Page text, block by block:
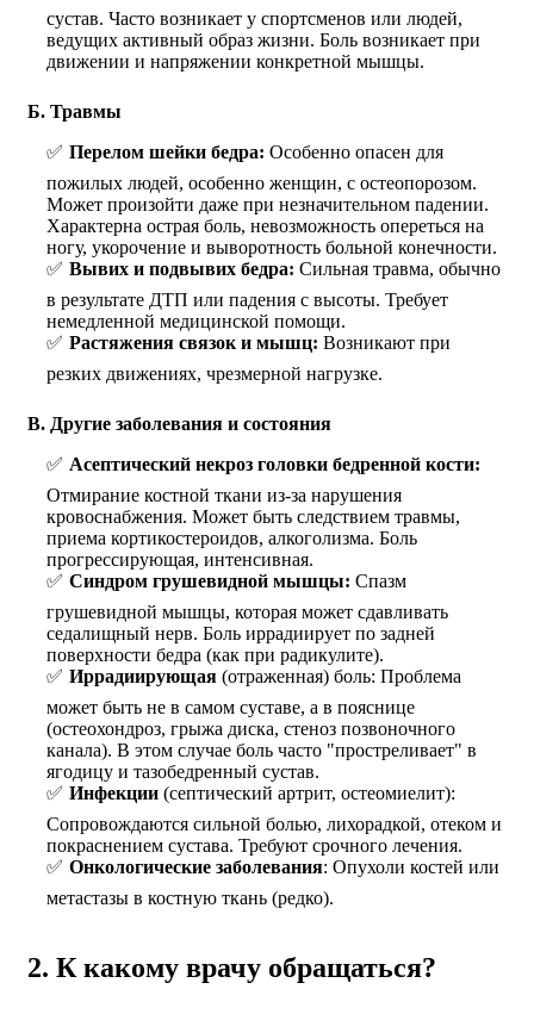
сустав. Часто возникает у спортсменов или людей,
ведущих активный образ жизни. Боль возникает при
движении и напряжении конкретной мышцы.
Б. Травмы
Перелом шейки бедра: Особенно опасен для
пожилых людей, особенно женщин, с остеопорозом.
Может произойти даже при незначительном падении.
Характерна острая боль, невозможность опереться на
ногу, укорочение и выворотность больной конечности.
Вывих и подвывих бедра: Сильная травма, обычно
в результате ДТП или падения с высоты. Требует
немедленной медицинской помощи.
Растяжения связок и мышц: Возникают при
резких движениях, чрезмерной нагрузке.
В. Другие заболевания и состояния
Асептический некроз головки бедренной кости:
Отмирание костной ткани из-за нарушения
кровоснабжения. Может быть следствием травмы,
приема кортикостероидов, алкоголизма. Боль
прогрессирующая, интенсивная.
Синдром грушевидной мышцы: Спазм
грушевидной мышцы, которая может сдавливать
седалищный нерв. Боль иррадиирует по задней
поверхности бедра (как при радикулите).
Иррадиирующая(отраженная) боль: Проблема
может быть не в самом суставе, а в пояснице
(остеохондроз, грыжа диска, стеноз позвоночного
канала). В этом случае боль часто "простреливает" в
ягодицу и тазобедренный сустав.
Инфекции(септический артрит, остеомиелит):
Сопровождаются сильной болью, лихорадкой, отеком и
покраснением сустава. Требуют срочного лечения.
Онкологические заболевания: Опухоли костей или
метастазы в костную ткань (редко).
2. К какому врачу обращаться?